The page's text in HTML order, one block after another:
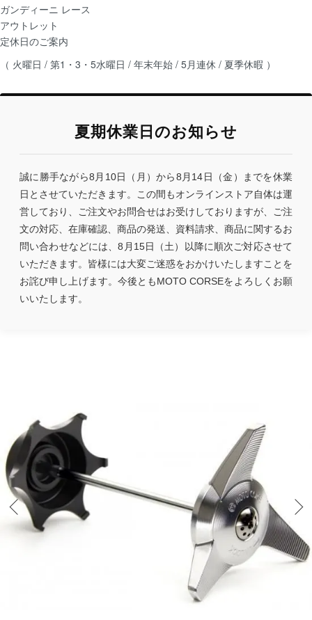
ガンディーニ レース
アウトレット
定休日のご案内
（ 火曜日 / 第1・3・5水曜日 / 年末年始 / 5月連休 / 夏季休暇 ）
夏期休業日のお知らせ
誠に勝手ながら8月10日（月）から8月14日（金）までを休業
日とさせていただきます。この間もオンラインストア自体は運
営しており、ご注文やお問合せはお受けしておりますが、ご注
文の対応、在庫確認、商品の発送、資料請求、商品に関するお
問い合わせなどには、8月15日（土）以降に順次ご対応させて
いただきます。皆様には大変ご迷惑をおかけいたしますことを
お詫び申し上げます。今後ともMOTO CORSEをよろしくお願
いいたします。